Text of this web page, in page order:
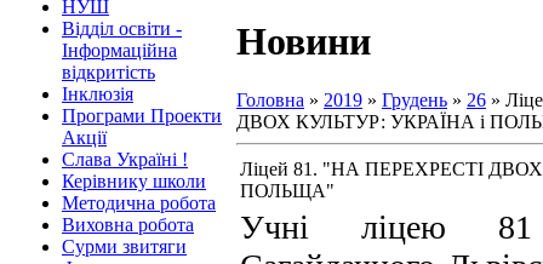
НУШ
Відділ освіти -
Інформаційна
відкритість
Інклюзія
Програми Проекти
Акції
Слава Україні !
Керівнику школи
Методична робота
Виховна робота
Сурми звитяги
Новини
Головна » 2019 » Грудень » 26 »
ДВОХ КУЛЬТУР: УКРАЇНА і
Ліцей 81. "НА ПЕРЕХРЕСТІ
ПОЛЬЩА"
Учні ліцею 81